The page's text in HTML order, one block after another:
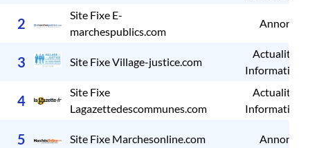
2
Site Fixe E-
marchespublics.com
Annonces
3 Site Fixe Village-justice.com
Actualités /
Informations
4
Site Fixe
Lagazettedescommunes.com
Actualités /
Informations
5 Site Fixe Marchesonline.com Annonces